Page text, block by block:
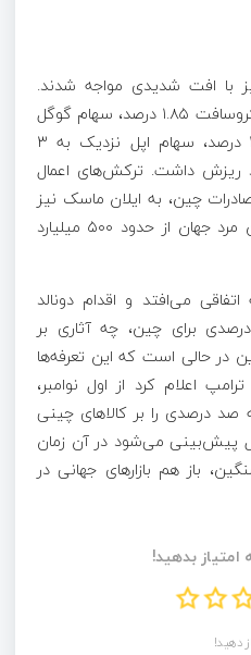
با افت شدیدی مواجه شدند.
به‌عنوان مثال ارزش سهام مایکروسافت ۱.۸۵ درصد، سهام گوگل
۱.۸۰ درصد، سهام آمازون ۴.۵ درصد، سهام اپل نزدیک به ۳
متا ۳.۳۲ درصد ریزش داشت. ترکش‌های اعمال
صادرات چین، به ایلان ماسک نیز
برخورد کرد. دارایی ثروتمندترین مرد جهان از حدود ۵۰۰ میلیارد
می‌افتد و اقدام دونالد
ترامپ برای اعمال تعرفه ۱۰۰ درصدی برای چین، چه آثاری بر
در حالی است که این تعرفه‌ها
اعلام کرد از اول نوامبر،
صد درصدی را بر کالا‌های چینی
پیش‌بینی می‌شود در آن زمان
باز هم بازار‌های جهانی در
بدهید!
دهید!